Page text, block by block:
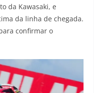
da Kawasaki, e
da linha de chegada.
confirmar o